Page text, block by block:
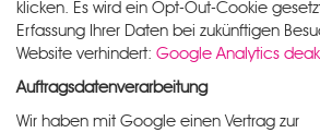
klicken. Es wird ein Opt-Out-Cookie
Erfassung Ihrer Daten bei zukünftigen
Website verhindert: Google Analytics
Auftragsdatenverarbeitung
Wir haben mit Google einen Vertrag zur